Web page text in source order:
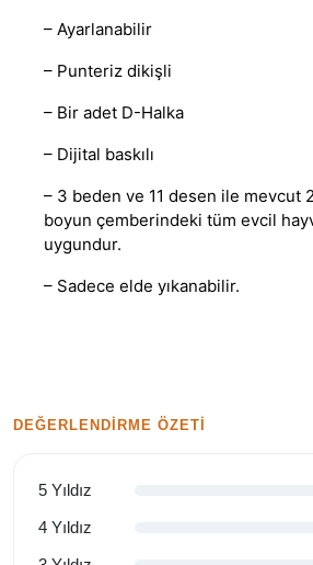
– Ayarlanabilir
– Punteriz dikişli
– Bir adet D-Halka
– Dijital baskılı
– 3 beden ve 11 desen ile mevcut
boyun çemberindeki tüm evcil
uygundur.
– Sadece elde yıkanabilir.
DEĞERLENDIRME ÖZETI
5 Yıldız
4 Yıldız